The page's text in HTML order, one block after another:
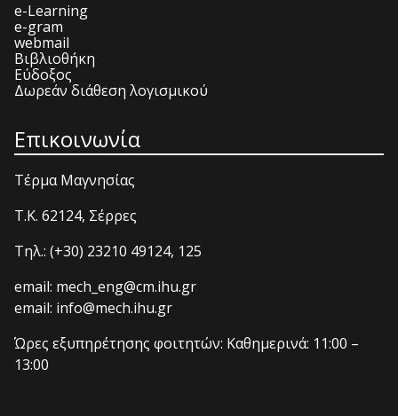
e-Learning
e-gram
webmail
Βιβλιοθήκη
Εύδοξος
Δωρεάν διάθεση λογισμικού
Επικοινωνία
Τέρμα Μαγνησίας
T.K. 62124, Σέρρες
Τηλ.: (+30) 23210 49124, 125
email: mech_eng@cm.ihu.gr
email: info@mech.ihu.gr
Ώρες εξυπηρέτησης φοιτητών: Καθημερινά: 11:00 –
13:00